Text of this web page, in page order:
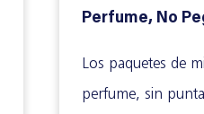
Perfume, No
Los paquetes de
perfume, sin